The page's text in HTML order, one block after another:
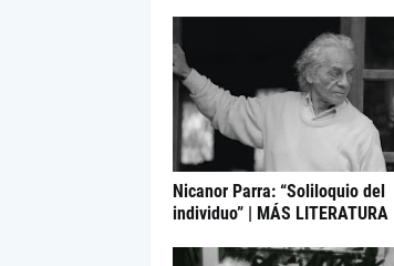
Nicanor Parra: “Soliloquio del
individuo” | MÁS LITERATURA